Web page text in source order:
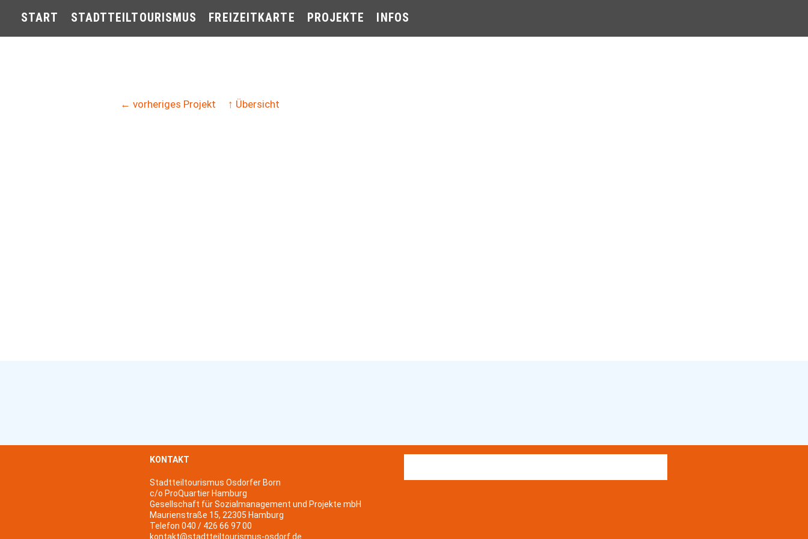
START STADTTEILTOURISMUS FREIZEITKARTE PROJEKTE INFOS
← vorheriges Projekt ↑ Übersicht
KONTAKT
Stadtteiltourismus Osdorfer Born
c/o ProQuartier Hamburg
Gesellschaft für Sozialmanagement und Projekte mbH
Maurienstraße 15, 22305 Hamburg
Telefon 040 / 426 66 97 00
kontakt@stadtteiltourismus-osdorf.de